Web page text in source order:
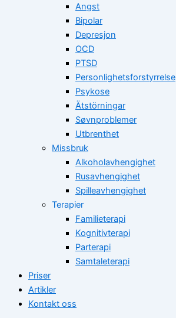
Angst
Bipolar
Depresjon
OCD
PTSD
Personlighetsforstyrrelse
Psykose
Ätstörningar
Søvnproblemer
Utbrenthet
Missbruk
Alkoholavhengighet
Rusavhengighet
Spilleavhengighet
Terapier
Familieterapi
Kognitivterapi
Parterapi
Samtaleterapi
Priser
Artikler
Kontakt oss